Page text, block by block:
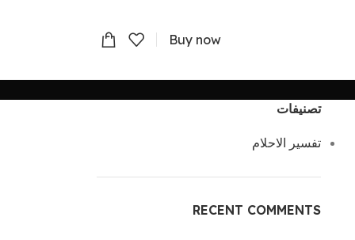
Buy now
تصنيفات
تفسير الاحلام
RECENT COMMENTS